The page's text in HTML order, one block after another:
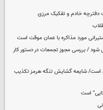
دفترچه خادم و تفکیک مرزی
مورد مذاکره با عمان موقت است
شود / بررسی مجوز تجمعات در دستور کار
است/ شایعه گشایش تنگه هرمز تکذیب
است